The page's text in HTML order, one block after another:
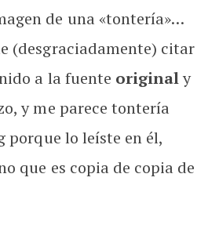
de una «tontería»…
(desgraciadamente) citar
a la fuente originaly
y me parece tontería
porque lo leíste en él,
que es copia de copia de